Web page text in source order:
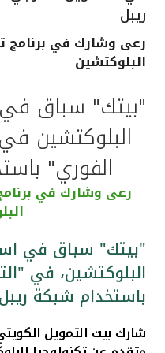
أدوات وخدمات
خدمات ما بعد البيع
اتصل بنا
مواقع الفروع وأجهزة
ألمانيا
ماليزيا
ريبل
رعى وشارك في برنامج
البلوكتشين
"بيتك" سباق في
البلوكتشين
الفوري"
رعى وشارك في
"بيتك" سباق في
البلوكتشين، في
باستخدام شبكة ريبل
شارك بيت التمويل